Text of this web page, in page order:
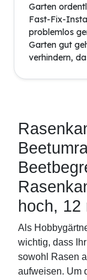
Garten
Fast-Fix-
problemlos
Garten gut
verhindern,
hoch, 12
Als
wichtig, dass
sowohl Rasen
aufweisen. Um